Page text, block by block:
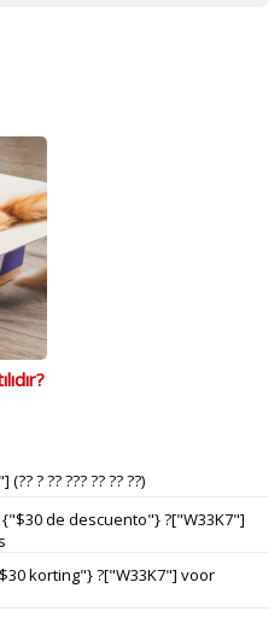
? ?? ??? ?? ?? ??)
de descuento"} ?["W33K7"]
korting"} ?["W33K7"] voor